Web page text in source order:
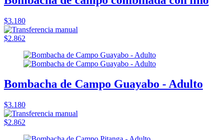
$3.180
$2.862
Bombacha de Campo Guayabo - Adulto
$3.180
$2.862